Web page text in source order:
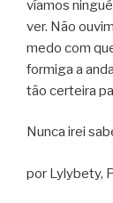
víamos
ver. Não
medo com
formiga a
tão certeira
Nunca irei
por Lylybety,